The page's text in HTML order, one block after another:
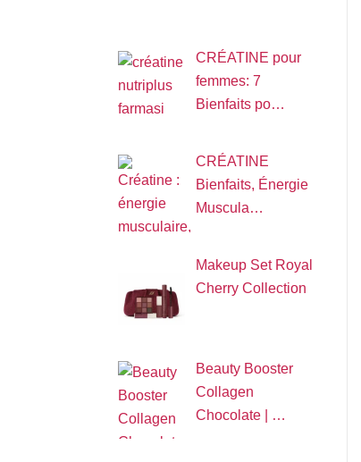
CRÉATINE pour
femmes: 7
Bienfaits po…
CRÉATINE
Bienfaits, Énergie
Muscula…
Makeup Set Royal
Cherry Collection
Beauty Booster
Collagen
Chocolate | …